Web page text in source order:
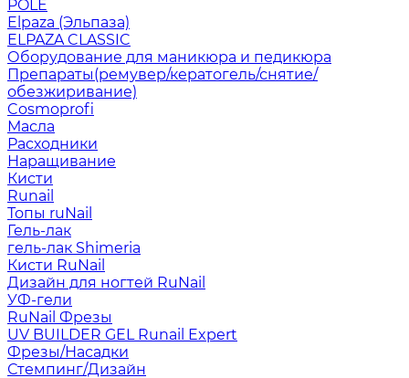
POLE
Elpaza (Эльпаза)
ELPAZA CLASSIC
Оборудование для маникюра и педикюра
Препараты(ремувер/кератогель/снятие/
обезжиривание)
Cosmoprofi
Масла
Расходники
Наращивание
Кисти
Runail
Топы ruNail
Гель-лак
гель-лак Shimeria
Кисти RuNail
Дизайн для ногтей RuNail
УФ-гели
RuNail Фрезы
UV BUILDER GEL Runail Expert
Фрезы/Насадки
Стемпинг/Дизайн